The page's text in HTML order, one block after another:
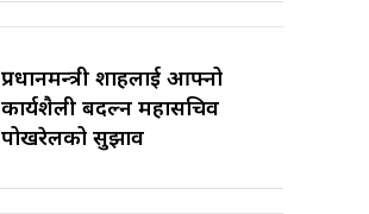
प्रधानमन्त्री शाहलाई आफ्नो
कार्यशैली बदल्न महासचिव
पोखरेलको सुझाव